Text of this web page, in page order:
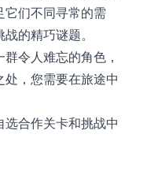
们不同寻常的需
的精巧谜题。
令人难忘的角色，
，您需要在旅途中
合作关卡和挑战中